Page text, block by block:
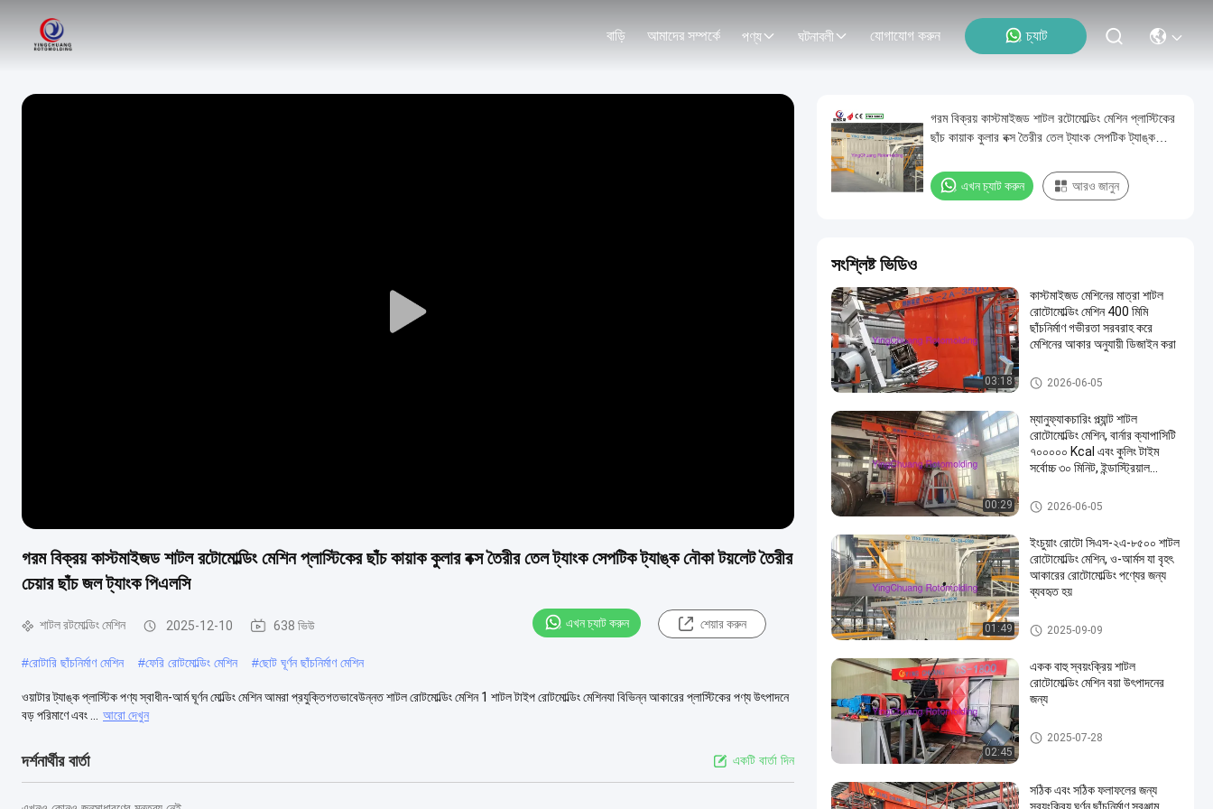
বাড়ি আমাদের সম্পর্কে পণ্য ঘটনাবলী যোগাযোগ করুন চ্যাট
Play
গরম বিক্রয় কাস্টমাইজড শাটল রটোমোল্ডিং মেশিন প্লাস্টিকের ছাঁচ কায়াক কুলার বক্স তৈরীর তেল ট্যাংক সেপটিক ট্যাঙ্ক নৌকা টয়লেট তৈরীর
চেয়ার ছাঁচ জল ট্যাংক পিএলসি
শাটল রটমোল্ডিং মেশিন 2025-12-10 638 ভিউ এখন চ্যাট করুন শেয়ার করুন
#রোটারি ছাঁচনির্মাণ মেশিন #ফেরি রোটমোল্ডিং মেশিন #ছোট ঘূর্ণন ছাঁচনির্মাণ মেশিন
ওয়াটার ট্যাঙ্ক প্লাস্টিক পণ্য স্বাধীন-আর্ম ঘূর্ণন মোল্ডিং মেশিন আমরা প্রযুক্তিগতভাবেউন্নত শাটল রোটমোল্ডিং মেশিন 1 শাটল টাইপ রোটমোল্ডিং মেশিনযা বিভিন্ন আকারের প্লাস্টিকের পণ্য উৎপাদনে
বড় পরিমাণে এবং ...
আরো দেখুন
দর্শনার্থীর বার্তা একটি বার্তা দিন
গরম বিক্রয় কাস্টমাইজড শাটল রটোমোল্ডিং মেশিন প্লাস্টিকের
ছাঁচ কায়াক কুলার বক্স তৈরীর তেল ট্যাংক সেপটিক ট্যাঙ্ক
এখন চ্যাট করুন আরও জানুন
সংশ্লিষ্ট ভিডিও
03:18
কাস্টমাইজড মেশিনের মাত্রা শাটল
রোটোমোল্ডিং মেশিন 400 মিমি
ছাঁচনির্মাণ গভীরতা সরবরাহ করে
মেশিনের আকার অনুযায়ী ডিজাইন করা
শাটল রটমোল্ডিং মেশিন
2026-06-05
00:29
ম্যানুফ্যাকচারিং প্ল্যান্ট শাটল
রোটোমোল্ডিং মেশিন, বার্নার ক্যাপাসিটি
৭০০০০০ Kcal এবং কুলিং টাইম
সর্বোচ্চ ৩০ মিনিট, ইন্ডাস্ট্রিয়াল
শাটল রটমোল্ডিং মেশিন
2026-06-05
01:49
ইংচুয়াং রোটো সিএস-২এ-৮৫০০ শাটল
রোটোমোল্ডিং মেশিন, ও-আর্মস যা বৃহৎ
আকারের রোটোমোল্ডিং পণ্যের জন্য
ব্যবহৃত হয়
শাটল রটমোল্ডিং মেশিন
2025-09-09
02:45
একক বাহু স্বয়ংক্রিয় শাটল
রোটোমোল্ডিং মেশিন বয়া উৎপাদনের
জন্য
শাটল রটমোল্ডিং মেশিন
2025-07-28
সঠিক এবং সঠিক ফলাফলের জন্য